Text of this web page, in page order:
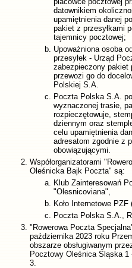
datownikiem
upamiętnienia danej
pakiet z przesyłkami
tajemnicy pocztowej;
Upoważniona osoba
przesyłek - Urząd
zabezpieczony pakiet
przewozi go do
Polskiej S.A.
Poczta Polska S.A.
wyznaczonej trasie,
rozpieczętowuje,
dziennym oraz
celu upamiętnienia
adresatom zgodnie z
obowiązującymi.
Współorganizatorami
Oleśnicka Bajk Poczta" są:
Klub Zainteresowań
"Olesnicoviana",
Koło Internetowe PZF
Poczta Polska S.A.,
"Rowerowa Poczta
października 2023 roku
obszarze obsługiwanym
Pocztowy Oleśnica Śląska
3.